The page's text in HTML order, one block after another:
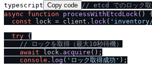
typescript Copy code // etcd でのロック取
async
function processWithEtcdLock( ) {
const lock = client. lock( 'inventory
try {
// ロックを取得（最大10秒待機）
await lock. acquire ();
console . log ( 'ロック取得成功' );